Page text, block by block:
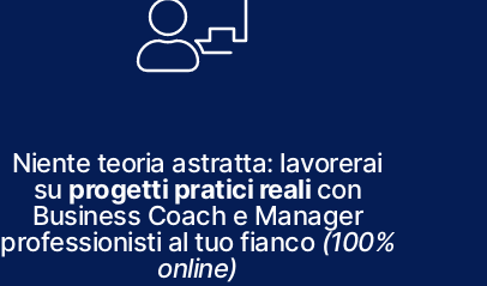
Niente teoria astratta: lavorerai
su progetti pratici reali con
Business Coach e Manager
professionisti al tuo fianco (100%
online)